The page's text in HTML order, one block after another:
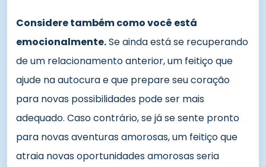
Considere também como você está
emocionalmente.Se ainda está se recuperando
de um relacionamento anterior, um feitiço que
ajude na autocura e que prepare seu coração
para novas possibilidades pode ser mais
adequado. Caso contrário, se já se sente pronto
para novas aventuras amorosas, um feitiço que
atraia novas oportunidades amorosas seria